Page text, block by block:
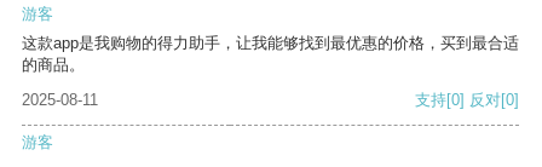
游客
这款app是我购物的得力助手，让我能够找到最优惠的价格，买到最合适
的商品。
2025-08-11
支持[0] 反对[0]
游客